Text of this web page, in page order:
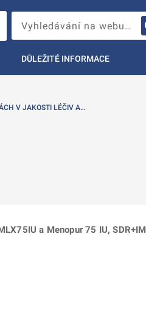
DŮLEŽITÉ INFORMACE
V JAKOSTI LÉČIV A…
a Menopur 75 IU,